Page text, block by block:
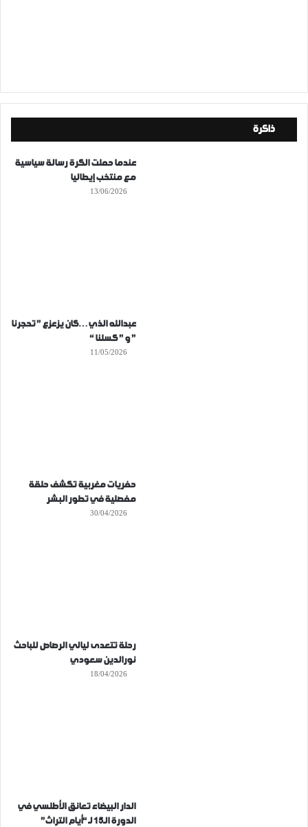
ذاكرة
عندما حملت الكرة رسالة سياسية
مع منتخب إيطاليا
13/06/2026
عبدالله الذي…كان يزعزع ” تحجرنا
” و ” كسلنا “
11/05/2026
حفريات مغربية تكشف حلقة
مفصلية في تطور البشر
30/04/2026
رحلة تتعدى ليالي الرصاص للباحث
نورالدين سعودي
18/04/2026
الدار البيضاء تعانق الأطلسي في
الدورة الـ15 لـ “أيام التراث”